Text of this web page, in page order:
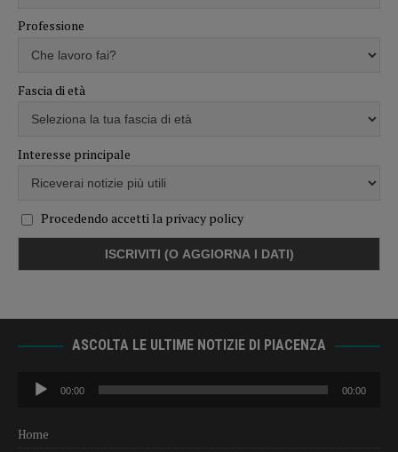
Professione
Fascia di età
Interesse principale
Procedendo accetti la privacy policy
ASCOLTA LE ULTIME NOTIZIE DI PIACENZA
Audio
Player
00:00 00:00
Home